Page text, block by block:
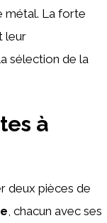
métal. La forte
leur
sélection de la
à
deux pièces de
, chacun avec ses